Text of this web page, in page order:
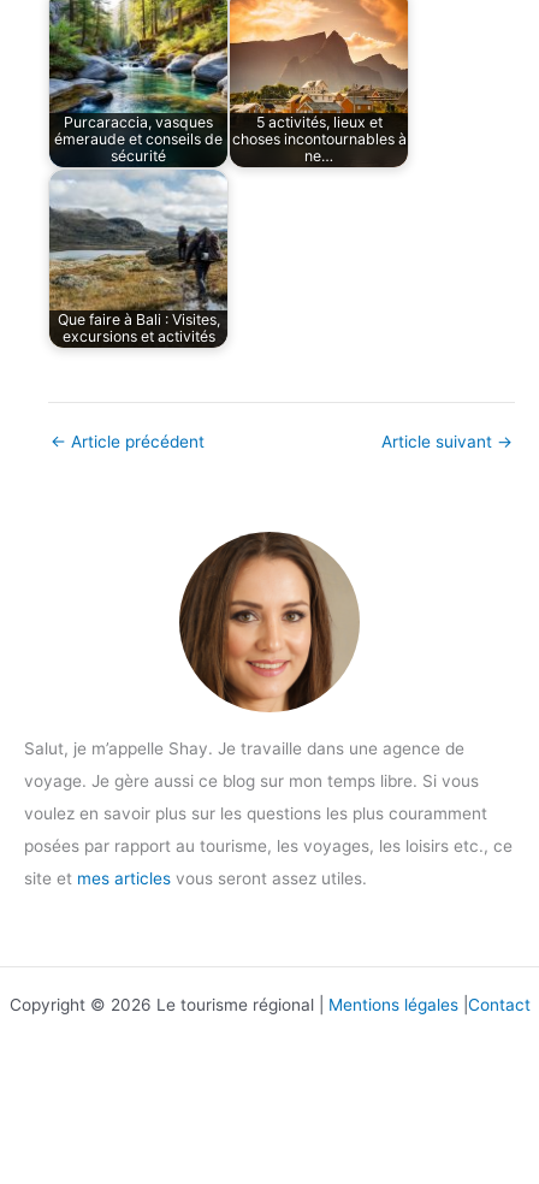
Salut, je m’appelle Shay. Je travaille dans une agence de
voyage. Je gère aussi ce blog sur mon temps libre. Si vous
voulez en savoir plus sur les questions les plus couramment
posées par rapport au tourisme, les voyages, les loisirs etc., ce
site et mes articles vous seront assez utiles.
Purcaraccia, vasques
émeraude et conseils de
sécurité
5 activités, lieux et
choses incontournables à
ne…
Que faire à Bali : Visites,
excursions et activités
← Article précédent Article suivant →
Copyright © 2026 Le tourisme régional | Mentions légales| Contact